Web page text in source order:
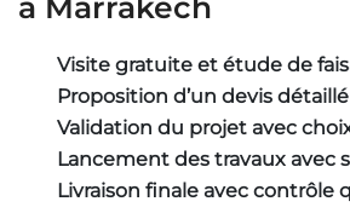
Visite gratuite et étude de
Proposition d’un devis détaillé
Validation du projet avec
Lancement des travaux avec
Livraison finale avec contrôle